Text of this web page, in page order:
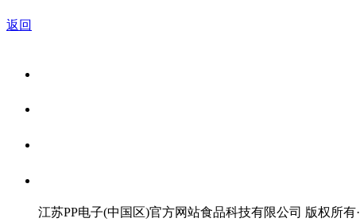
返回
江苏PP电子(中国区)官方网站食品科技有限公司 版权所有·